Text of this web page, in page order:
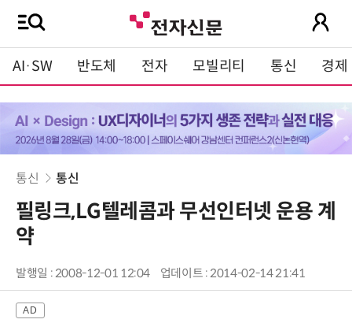
AI·SW 반도체 전자 모빌리티 통신 경제
통신 통신
필링크,LG텔레콤과 무선인터넷 운용 계
약
발행일 : 2008-12-01 12:04 업데이트 : 2014-02-14 21:41